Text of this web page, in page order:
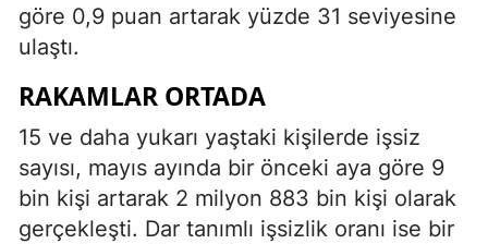
göre 0,9 puan artarak yüzde 31 seviyesine
ulaştı.
RAKAMLAR ORTADA
15 ve daha yukarı yaştaki kişilerde işsiz
sayısı, mayıs ayında bir önceki aya göre 9
bin kişi artarak 2 milyon 883 bin kişi olarak
gerçekleşti. Dar tanımlı işsizlik oranı ise bir